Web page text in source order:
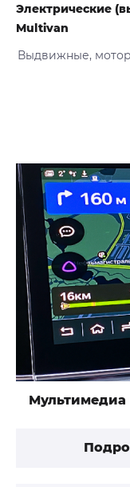
Электрические
Multivan
Выдвижные,
Мультимедиа